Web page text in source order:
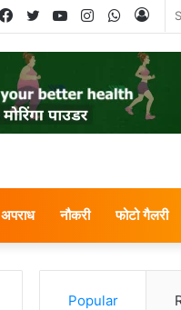
Log
Instagram
YouTube
Twitter
Facebook
अपराध नौकरी फोटो गैलरी
Popular